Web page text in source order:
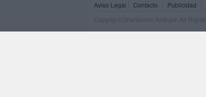
Aviso Legal Contacto Publicidad